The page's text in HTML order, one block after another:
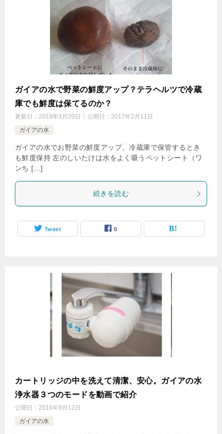
ガイアの水で野菜の鮮度アップ？テラヘルツで冷蔵
庫でも鮮度は保てるのか？
更新日： 2019年3月20日 公開日： 2017年2月11日
ガイアの水
ガイアの水でお野菜の鮮度アップ、冷蔵庫で保管するとき
も鮮度保持 左のしいたけは水をよく吸うペットシート（ワ
ンち […]
続きを読む
Tweet 0
カートリッジの中を洗えて清潔、安心。ガイアの水
浄水器３つのモードを動画で紹介
公開日： 2016年9月12日
ガイアの水